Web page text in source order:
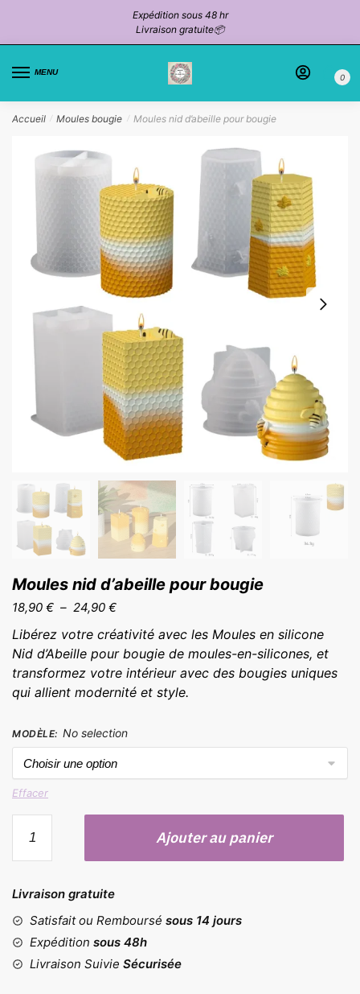
la
navigation
contenu
Expédition sous 48 hr
Livraison gratuite📦
MENU
0
Accueil / Moules bougie / Moules nid d’abeille pour bougie
Moules nid d’abeille pour bougie
18,90 € – 24,90 €Plage
prix :
18,90 €
à
24,90 €
Libérez votre créativité avec les Moules en silicone
Nid d’Abeille pour bougie de moules-en-silicones, et
transformez votre intérieur avec des bougies uniques
qui allient modernité et style.
MODÈLE: No selection
Effacer
Moules
d'abeille
pour
bougie
Ajouter au panier
Livraison gratuite
Satisfait ou Remboursé sous 14 jours
Expédition sous 48h
Livraison Suivie Sécurisée